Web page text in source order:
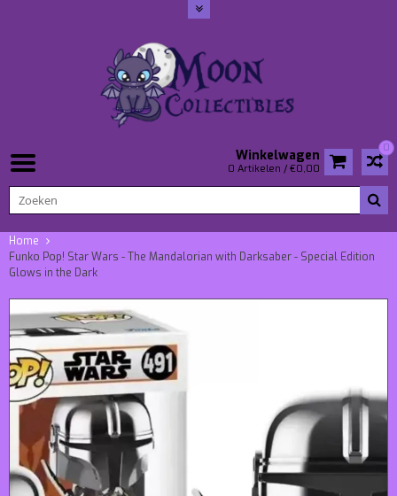
0
Winkelwagen
0 Artikelen / €0,00
Home
Funko Pop! Star Wars - The Mandalorian with Darksaber - Special Edition
Glows in the Dark